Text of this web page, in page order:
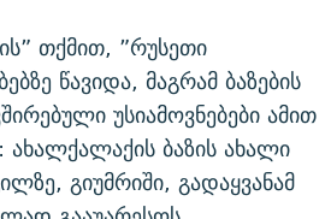
თქმით, ”რუსეთი
წავიდა, მაგრამ ბაზების
უსიამოვნებები ამით
ბაზის ახალი
გიუმრიში, გადაყვანამ